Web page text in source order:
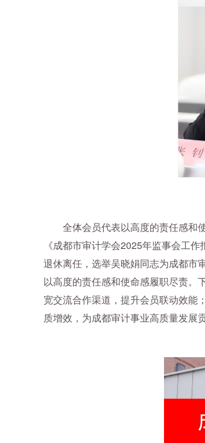
全体会员代表以高度的责任感和
《成都市审计学会2025年监事会工
退休离任，选举吴晓娟同志为成都市
以高度的责任感和使命感履职尽责。
宽交流合作渠道，提升会员联动效能
质增效，为成都审计事业高质量发展